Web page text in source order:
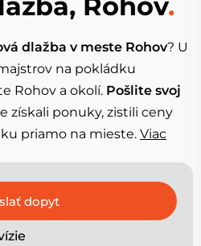
dlažba v meste Rohov? U
na pokládku
Rohov a okolí. Pošlite svoj
získali ponuky, zistili ceny
priamo na mieste. Viac